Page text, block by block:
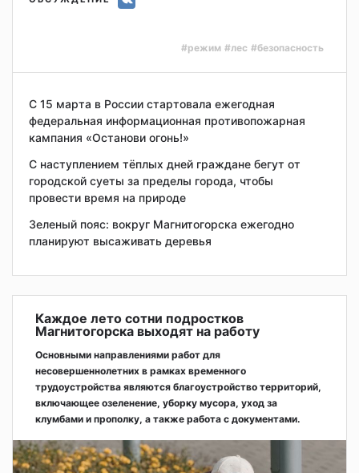
#режим #лес #безопасность
С 15 марта в России стартовала ежегодная
федеральная информационная противопожарная
кампания «Останови огонь!»
С наступлением тёплых дней граждане бегут от
городской суеты за пределы города, чтобы
провести время на природе
Зеленый пояс: вокруг Магнитогорска ежегодно
планируют высаживать деревья
Каждое лето сотни подростков
Магнитогорска выходят на работу
Основными направлениями работ для
несовершеннолетних в рамках временного
трудоустройства являются благоустройство территорий,
включающее озеленение, уборку мусора, уход за
клумбами и прополку, а также работа с документами.